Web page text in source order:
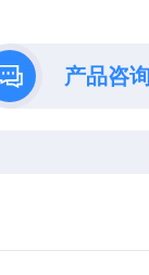
产品咨询